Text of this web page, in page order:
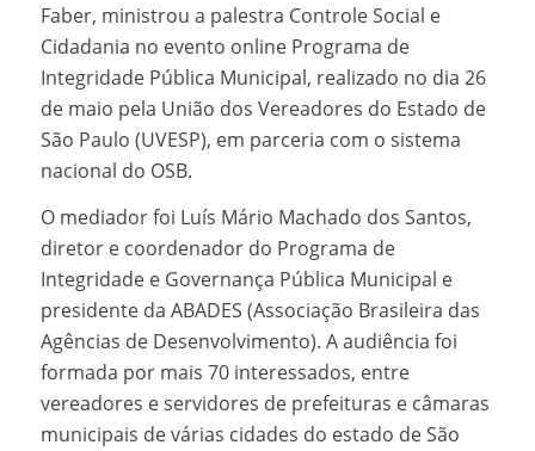
Faber, ministrou a palestra Controle Social e
Cidadania no evento online Programa de
Integridade Pública Municipal, realizado no dia 26
de maio pela União dos Vereadores do Estado de
São Paulo (UVESP), em parceria com o sistema
nacional do OSB.
O mediador foi Luís Mário Machado dos Santos,
diretor e coordenador do Programa de
Integridade e Governança Pública Municipal e
presidente da ABADES (Associação Brasileira das
Agências de Desenvolvimento). A audiência foi
formada por mais 70 interessados, entre
vereadores e servidores de prefeituras e câmaras
municipais de várias cidades do estado de São